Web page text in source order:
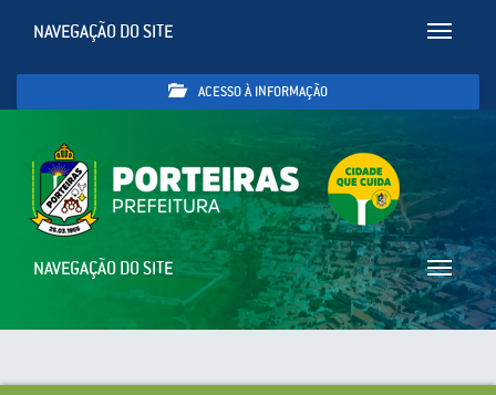
Toggle
NAVEGAÇÃO DO SITE
ACESSO À INFORMAÇÃO
Toggle
NAVEGAÇÃO DO SITE